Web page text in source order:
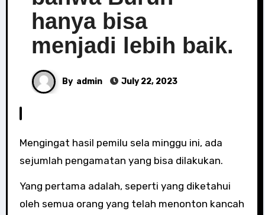
hanya bisa
menjadi lebih baik.
By admin July 22, 2023
Mengingat hasil pemilu sela minggu ini, ada
sejumlah pengamatan yang bisa dilakukan.
Yang pertama adalah, seperti yang diketahui
oleh semua orang yang telah menonton kancah